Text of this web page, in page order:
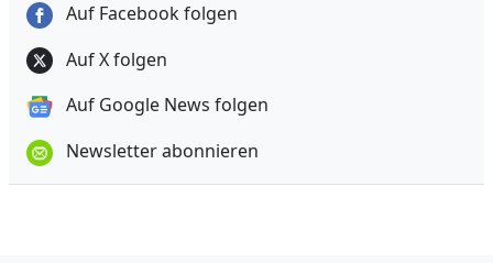
Auf Facebook folgen
Auf X folgen
Auf Google News folgen
Newsletter abonnieren